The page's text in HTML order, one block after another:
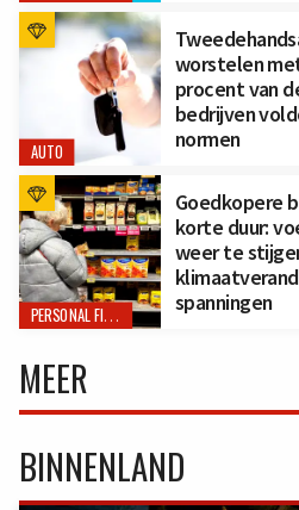
AUTO
worstelen
procent van
bedrijven
normen
PERSONAL FINANCE
Goedkopere
korte duur:
weer te
spanningen
MEER
BINNENLAND